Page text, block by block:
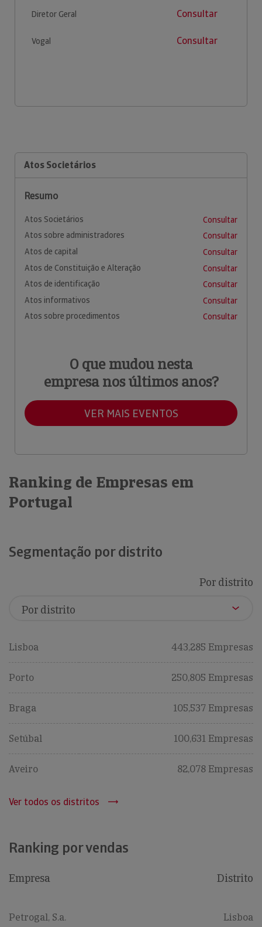
Diretor Geral Consultar
Vogal Consultar
Atos Societários
Resumo
Atos Societários
Consultar
Atos sobre administradores
Consultar
Atos de capital
Consultar
Atos de Constituição e Alteração
Consultar
Atos de identificação
Consultar
Atos informativos
Consultar
Atos sobre procedimentos
Consultar
O que mudou nesta
empresa nos últimos anos?
VER MAIS EVENTOS
Ranking de Empresas em
Portugal
Segmentação por distrito
Por distrito
Lisboa 443,285 Empresas
Porto 250,805 Empresas
Braga 105,537 Empresas
Setúbal 100,631 Empresas
Aveiro 82,078 Empresas
Ver todos os distritos
Ranking por vendas
Empresa Distrito
Petrogal, S.a. Lisboa